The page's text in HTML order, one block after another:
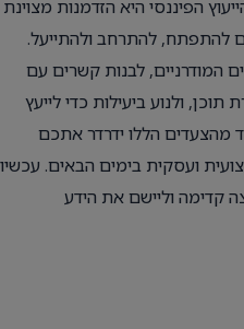
הפיננסי היא הזדמנות מצוינת
להתפתח, להתרחב ולהתייעל.
המודרניים, לבנות קשרים עם
תוכן, ולנוע ביעילות כדי לייעץ
מהצעדים הללו ידרדר אתכם
ועסקית בימים הבאים. עכשיו
קדימה וליישם את הידע